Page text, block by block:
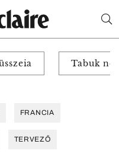
Tabuk
FRANCIA
TERVEZŐ